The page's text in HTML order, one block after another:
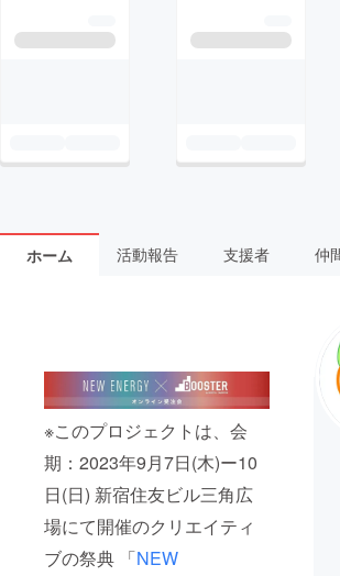
ホーム 活動報告 支援者 仲
※このプロジェクトは、会
期：2023年9月7日(木)ー10
日(日) 新宿住友ビル三角広
場にて開催のクリエイティ
ブの祭典 「NEW